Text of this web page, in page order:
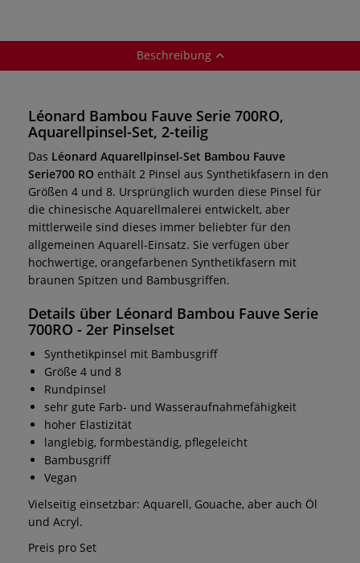
Beschreibung
Léonard Bambou Fauve Serie 700RO,
Aquarellpinsel-Set, 2-teilig
Das Léonard Aquarellpinsel-Set Bambou Fauve
Serie700 RO enthält 2 Pinsel aus Synthetikfasern in den
Größen 4 und 8. Ursprünglich wurden diese Pinsel für
die chinesische Aquarellmalerei entwickelt, aber
mittlerweile sind dieses immer beliebter für den
allgemeinen Aquarell-Einsatz. Sie verfügen über
hochwertige, orangefarbenen Synthetikfasern mit
braunen Spitzen und Bambusgriffen.
Details über Léonard Bambou Fauve Serie
700RO - 2er Pinselset
Synthetikpinsel mit Bambusgriff
Größe 4 und 8
Rundpinsel
sehr gute Farb- und Wasseraufnahmefähigkeit
hoher Elastizität
langlebig, formbeständig, pflegeleicht
Bambusgriff
Vegan
Vielseitig einsetzbar: Aquarell, Gouache, aber auch Öl
und Acryl.
Preis pro Set